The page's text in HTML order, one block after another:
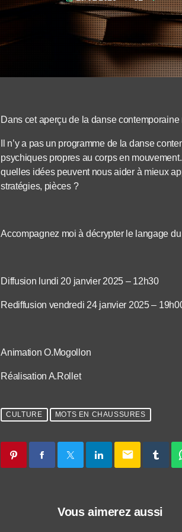
Dans cet aperçu de la danse
Il n’y a pas un programme de la danse
psychiques propres au corps en
quelles idées peuvent nous aider à mieux
stratégies, pièces ?
Accompagnez moi à décrypter le langage
Diffusion lundi 20 janvier 2025 – 12h30
Rediffusion vendredi 24 janvier 2025 –
Animation O.Mogollon
Réalisation A.Rollet
CULTURE MOTS EN CHAUSSURES
email
Vous aimerez aussi